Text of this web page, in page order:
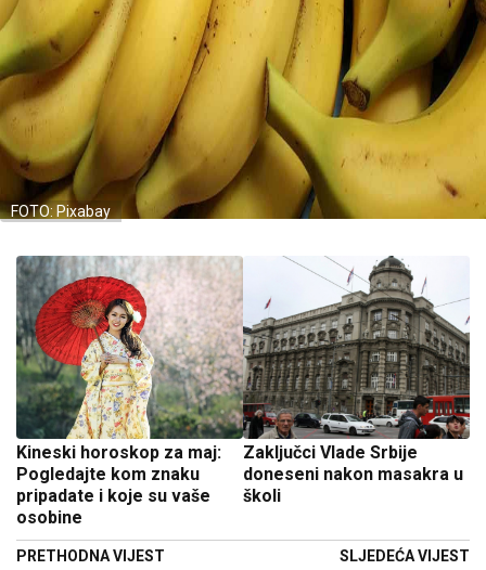
FOTO: Pixabay
Kineski horoskop za maj:
Pogledajte kom znaku
pripadate i koje su vaše
osobine
PRETHODNA VIJEST
Zaključci Vlade Srbije
doneseni nakon masakra u
školi
SLJEDEĆA VIJEST